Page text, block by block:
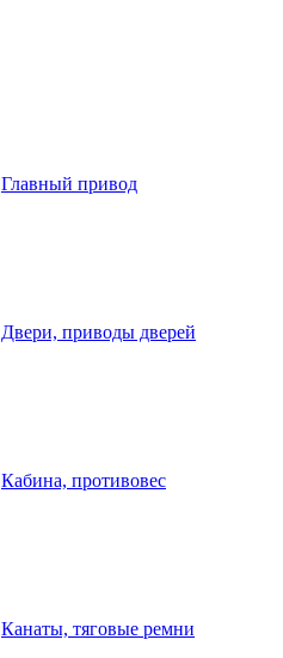
Главный привод
Двери, приводы дверей
Кабина, противовес
Канаты, тяговые ремни